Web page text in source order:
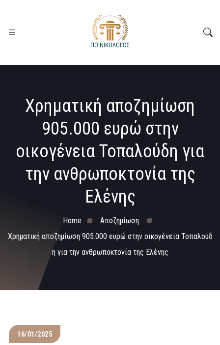
Χρηματική αποζημίωση
905.000 ευρώ στην
οικογένεια Τοπαλούδη για
την ανθρωποκτονία της
Ελένης
Home
Αποζημίωση
Χρηματική αποζημίωση 905.000 ευρώ στην οικογένεια Τοπαλούδ
η για την ανθρωποκτονία της Ελένης
16/01/2025